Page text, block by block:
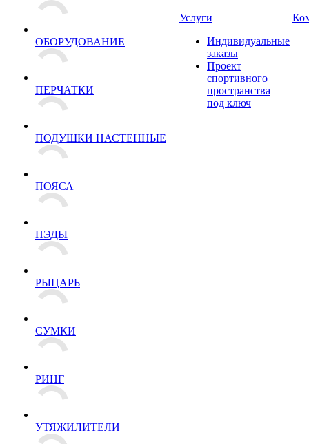
ОБОРУДОВАНИЕ
ПЕРЧАТКИ
ПОДУШКИ НАСТЕННЫЕ
ПОЯСА
ПЭДЫ
РЫЦАРЬ
СУМКИ
РИНГ
УТЯЖИЛИТЕЛИ
Услуги
Индивидуальные
заказы
Проект
спортивного
пространства
под ключ